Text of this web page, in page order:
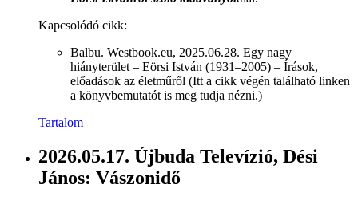
Kapcsolódó cikk:
Balbu. Westbook.eu, 2025.06.28. Egy nagy
hiányterület – Eörsi István (1931–2005) – Írások,
előadások az életműről (Itt a cikk végén található linken
a könyvbemutatót is meg tudja nézni.)
Tartalom
2026.05.17. Újbuda Televízió, Dési
János: Vászonidő